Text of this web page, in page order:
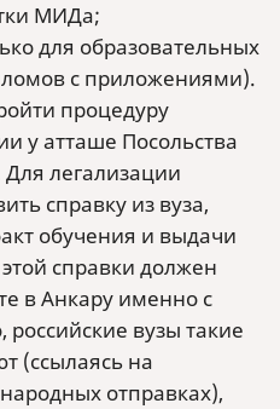
МИДа;
для образовательных
с приложениями).
процедуру
у атташе Посольства
легализации
справку из вуза,
обучения и выдачи
справки должен
в Анкару именно с
российские вузы такие
(ссылаясь на
отправках),